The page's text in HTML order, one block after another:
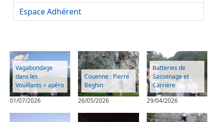
Vagabondage
dans les
Vouillants + apéro
01/07/2026
Couenne : Pierre
Beghin
26/05/2026
Batteries de
Sassenage et
Carrière
29/04/2026
Espace Adhérent